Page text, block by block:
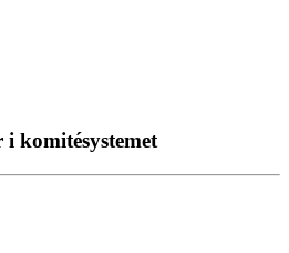
komitésystemet